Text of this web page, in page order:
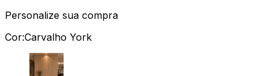
Personalize sua compra
Cor:Carvalho York